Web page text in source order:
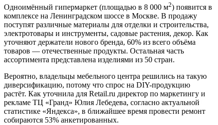
Одноимённый гипермаркет (площадью в 8 000 м2) появится в
комплексе на Ленинградском шоссе в Москве. В продажу
поступят различные материалы для отделки и строительства,
электротовары и инструменты, садовые растения, декор. Как
уточняют держатели нового бренда, 60% из всего объёма
товаров — отечественные продукты. Остальная часть
ассортимента представлена изделиями из 50 стран.
Вероятно, владельцы мебельного центра решились на такую
диверсификацию, потому что спрос на DIY-продукцию
растёт. Как уточнила для Retail.ru директор по маркетингу и
рекламе ТЦ «Гранд» Юлия Лебедева, согласно актуальной
статистике «Яндекса», в ближайшее время провести ремонт
собираются 53% анкетированных.